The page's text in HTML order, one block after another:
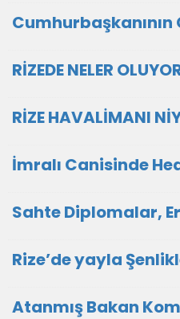
Cumhurbaşkanının
RİZEDE NELER
RİZE HAVALİMANI
İmralı Canisinde
Sahte Diplomalar,
Rize’de yayla
Atanmış Bakan